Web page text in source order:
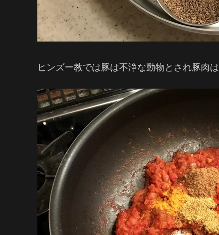
ヒンズー教では豚は不浄な動物とされ豚肉